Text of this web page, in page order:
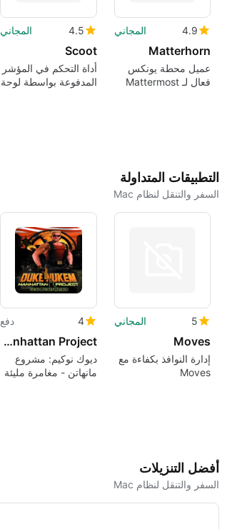
4.9 المجاني
Matterhorn
عميل محطة يونكس
فعال لـ Mattermost
4.5 المجاني
Scoot
أداة التحكم في المؤشر
المدفوعة بواسطة لوحة
التطبيقات المتداولة
السفر والتنقل لنظام Mac
5 المجاني
Moves
إدارة النوافذ بكفاءة مع
Moves
4 دفع
Duke Nukem: Manhattan Project
ديوك نوكيم: مشروع
مانهاتن - مغامرة مليئة
أفضل التنزيلات
السفر والتنقل لنظام Mac